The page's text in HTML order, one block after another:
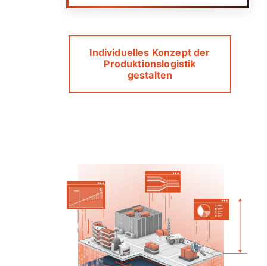
Individuelles Konzept der
Produktionslogistik
gestalten